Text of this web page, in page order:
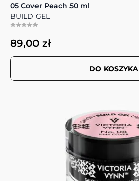
05 Cover Peach 50 ml
BUILD GEL
89,00 zł
DO KOSZYKA